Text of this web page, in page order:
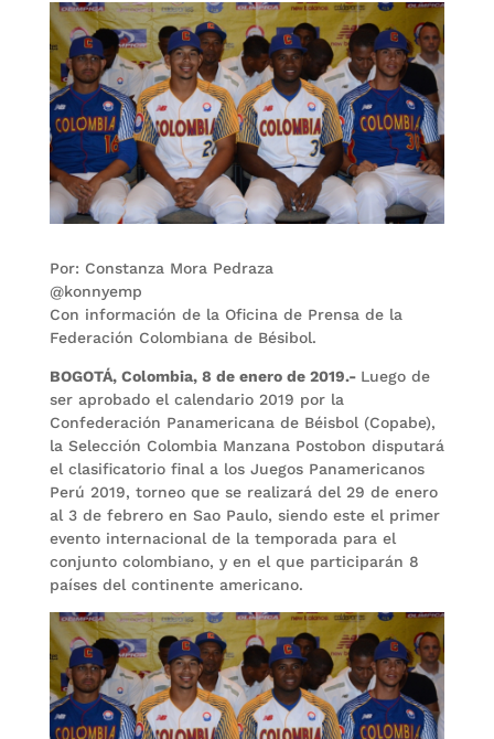
Por: Constanza Mora Pedraza
@konnyemp
Con información de la Oficina de Prensa de la
Federación Colombiana de Bésibol.
BOGOTÁ, Colombia, 8 de enero de 2019.- Luego de
ser aprobado el calendario 2019 por la
Confederación Panamericana de Béisbol (Copabe),
la Selección Colombia Manzana Postobon disputará
el clasificatorio final a los Juegos Panamericanos
Perú 2019, torneo que se realizará del 29 de enero
al 3 de febrero en Sao Paulo, siendo este el primer
evento internacional de la temporada para el
conjunto colombiano, y en el que participarán 8
países del continente americano.